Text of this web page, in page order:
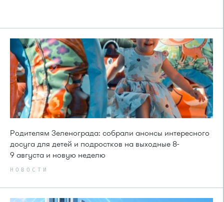
Родителям Зеленограда: собрали анонсы интересного
досуга для детей и подростков на выходные 8-
9 августа и новую неделю
НОВОСТИ